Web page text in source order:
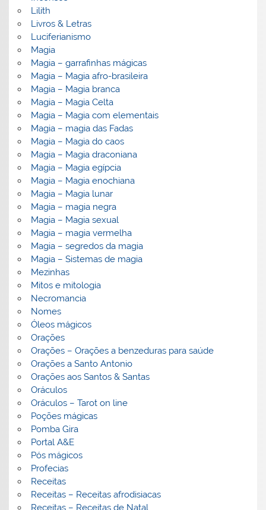
Lilith
Livros & Letras
Luciferianismo
Magia
Magia – garrafinhas mágicas
Magia – Magia afro-brasileira
Magia – Magia branca
Magia – Magia Celta
Magia – Magia com elementais
Magia – magia das Fadas
Magia – Magia do caos
Magia – Magia draconiana
Magia – Magia egípcia
Magia – Magia enochiana
Magia – Magia lunar
Magia – magia negra
Magia – Magia sexual
Magia – magia vermelha
Magia – segredos da magia
Magia – Sistemas de magia
Mezinhas
Mitos e mitologia
Necromancia
Nomes
Óleos mágicos
Orações
Orações – Orações a benzeduras para saúde
Orações a Santo Antonio
Orações aos Santos & Santas
Oráculos
Oráculos – Tarot on line
Poções mágicas
Pomba Gira
Portal A&E
Pós mágicos
Profecias
Receitas
Receitas – Receitas afrodisiacas
Receitas – Receitas de Natal